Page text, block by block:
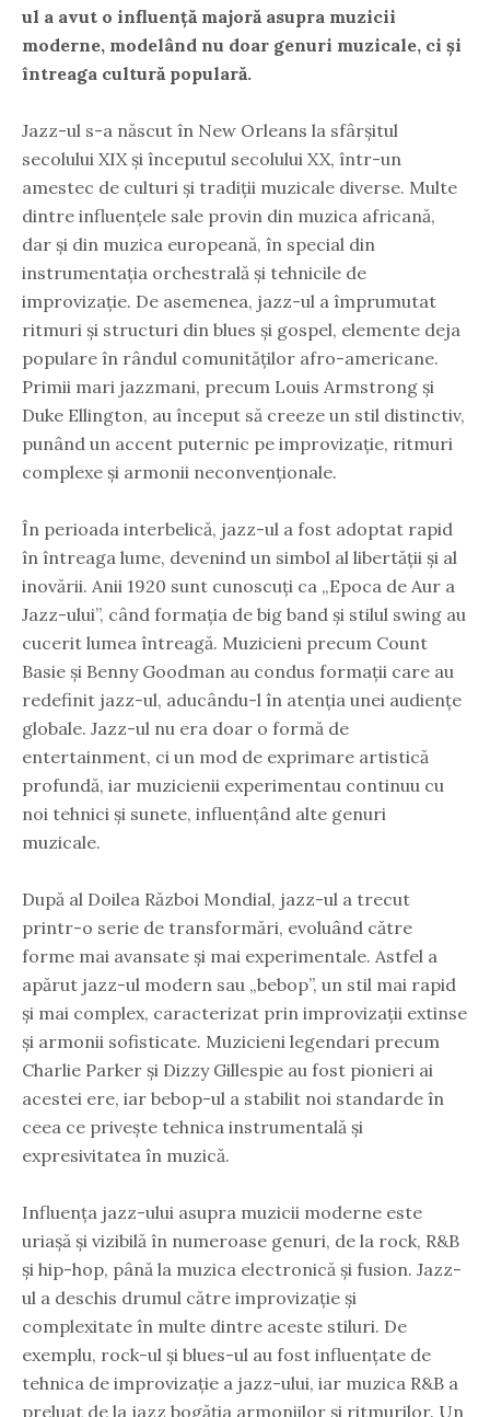
ul a avut o influență majoră asupra muzicii
moderne, modelând nu doar genuri muzicale, ci și
întreaga cultură populară.
Jazz-ul s-a născut în New Orleans la sfârșitul
secolului XIX și începutul secolului XX, într-un
amestec de culturi și tradiții muzicale diverse. Multe
dintre influențele sale provin din muzica africană,
dar și din muzica europeană, în special din
instrumentația orchestrală și tehnicile de
improvizație. De asemenea, jazz-ul a împrumutat
ritmuri și structuri din blues și gospel, elemente deja
populare în rândul comunităților afro-americane.
Primii mari jazzmani, precum Louis Armstrong și
Duke Ellington, au început să creeze un stil distinctiv,
punând un accent puternic pe improvizație, ritmuri
complexe și armonii neconvenționale.
În perioada interbelică, jazz-ul a fost adoptat rapid
în întreaga lume, devenind un simbol al libertății și al
inovării. Anii 1920 sunt cunoscuți ca „Epoca de Aur a
Jazz-ului”, când formația de big band și stilul swing au
cucerit lumea întreagă. Muzicieni precum Count
Basie și Benny Goodman au condus formații care au
redefinit jazz-ul, aducându-l în atenția unei audiențe
globale. Jazz-ul nu era doar o formă de
entertainment, ci un mod de exprimare artistică
profundă, iar muzicienii experimentau continuu cu
noi tehnici și sunete, influențând alte genuri
muzicale.
După al Doilea Război Mondial, jazz-ul a trecut
printr-o serie de transformări, evoluând către
forme mai avansate și mai experimentale. Astfel a
apărut jazz-ul modern sau „bebop”, un stil mai rapid
și mai complex, caracterizat prin improvizații extinse
și armonii sofisticate. Muzicieni legendari precum
Charlie Parker și Dizzy Gillespie au fost pionieri ai
acestei ere, iar bebop-ul a stabilit noi standarde în
ceea ce privește tehnica instrumentală și
expresivitatea în muzică.
Influența jazz-ului asupra muzicii moderne este
uriașă și vizibilă în numeroase genuri, de la rock, R&B
și hip-hop, până la muzica electronică și fusion. Jazz-
ul a deschis drumul către improvizație și
complexitate în multe dintre aceste stiluri. De
exemplu, rock-ul și blues-ul au fost influențate de
tehnica de improvizație a jazz-ului, iar muzica R&B a
preluat de la jazz bogăția armoniilor și ritmurilor. Un